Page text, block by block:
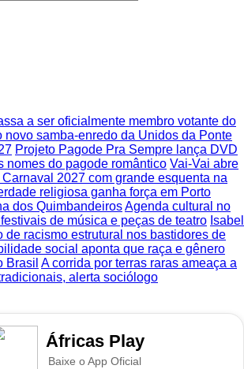
a ser oficialmente membro votante do
novo samba-enredo da Unidos da Ponte
Projeto Pagode Pra Sempre lança DVD
nomes do pagode romântico Vai-Vai abre
2027 com grande esquenta na
religiosa ganha força em Porto
dos QuimbandeirosAgenda cultural no
de música e peças de teatro Isabel
de racismo estrutural nos bastidores de
social aponta que raça e gênero
Brasil A corrida por terras raras ameaça a
alerta sociólogo
Áfricas Play
Baixe o App Oficial